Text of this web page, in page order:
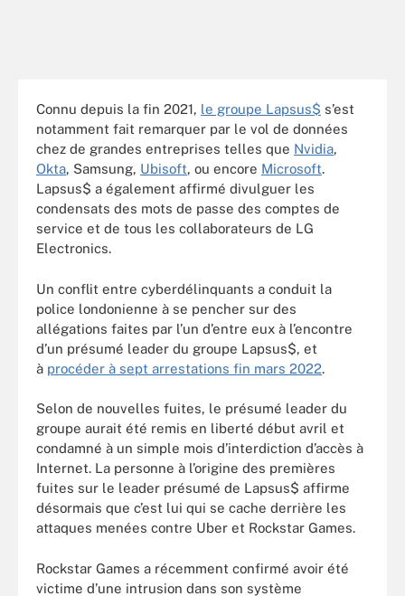
Connu depuis la fin 2021, le groupe Lapsus$ s’est
notamment fait remarquer par le vol de données
chez de grandes entreprises telles que Nvidia,
Okta, Samsung, Ubisoft, ou encore Microsoft.
Lapsus$ a également affirmé divulguer les
condensats des mots de passe des comptes de
service et de tous les collaborateurs de LG
Electronics.
Un conflit entre cyberdélinquants a conduit la
police londonienne à se pencher sur des
allégations faites par l’un d’entre eux à l’encontre
d’un présumé leader du groupe Lapsus$, et
à procéder à sept arrestations fin mars 2022.
Selon de nouvelles fuites, le présumé leader du
groupe aurait été remis en liberté début avril et
condamné à un simple mois d’interdiction d’accès à
Internet. La personne à l’origine des premières
fuites sur le leader présumé de Lapsus$ affirme
désormais que c’est lui qui se cache derrière les
attaques menées contre Uber et Rockstar Games.
Rockstar Games a récemment confirmé avoir été
victime d’une intrusion dans son système